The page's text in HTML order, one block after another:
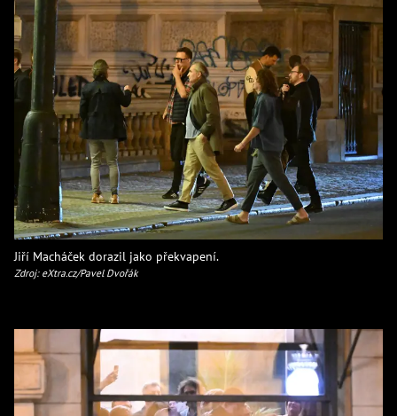
Jiří Macháček dorazil jako překvapení.
Zdroj: eXtra.cz/Pavel Dvořák